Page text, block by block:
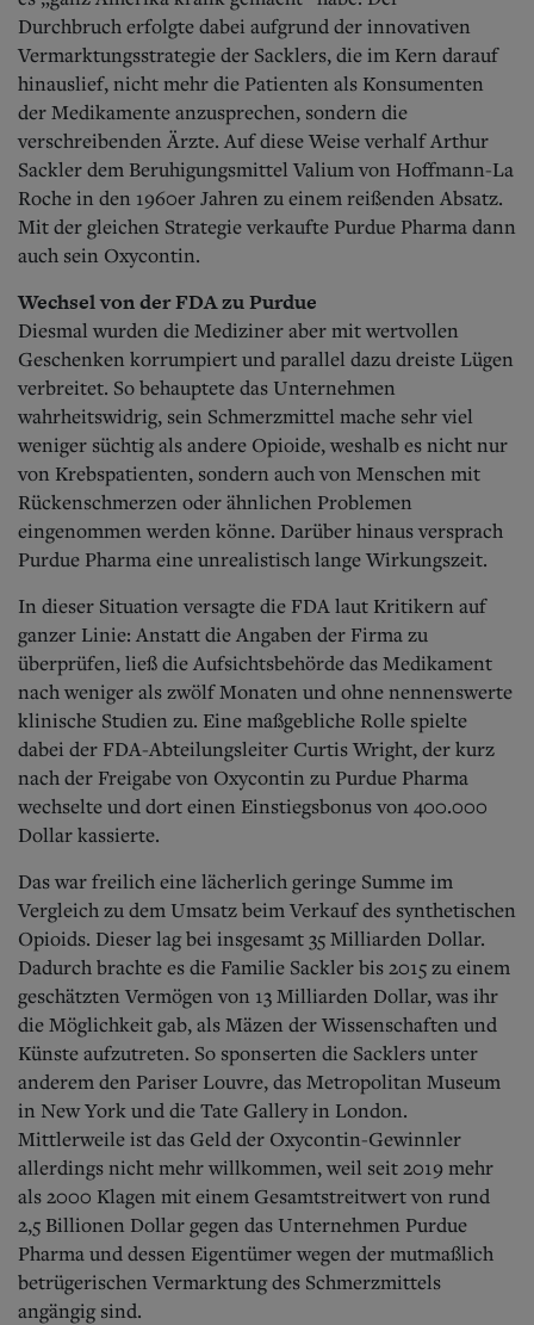
Durchbrucherfolgte dabei aufgrund der innovativen
Vermarktungsstrategie der Sacklers, die im Kern darauf
hinauslief, nicht mehr die Patienten als Konsumenten
der Medikamente anzusprechen, sondern die
verschreibenden Ärzte. Auf diese Weise verhalf Arthur
Sackler dem Beruhigungsmittel Valium von Hoffmann-La
Roche in den 1960er Jahren zu einem reißenden Absatz.
Mit der gleichen Strategie verkaufte Purdue Pharma dann
auch sein Oxycontin.
Wechsel von der FDA zu Purdue
Diesmal wurden die Mediziner aber mit wertvollen
Geschenken korrumpiert und parallel dazu dreiste Lügen
verbreitet. So behauptete das Unternehmen
wahrheitswidrig, sein Schmerzmittel mache sehr viel
weniger süchtig als andere Opioide, weshalb es nicht nur
von Krebspatienten, sondern auch von Menschen mit
Rückenschmerzen oder ähnlichen Problemen
eingenommen werden könne. Darüber hinaus versprach
Purdue Pharma eine unrealistisch lange Wirkungszeit.
In dieser Situation versagte die FDA laut Kritikern auf
ganzer Linie: Anstatt die Angaben der Firma zu
überprüfen, ließ die Aufsichtsbehörde das Medikament
nach weniger als zwölf Monaten und ohne nennenswerte
klinische Studien zu. Eine maßgebliche Rolle spielte
dabei der FDA-Abteilungsleiter Curtis Wright, der kurz
nach der Freigabe von Oxycontin zu Purdue Pharma
wechselte und dort einen Einstiegsbonus von 400.000
Dollar kassierte.
Das war freilich eine lächerlich geringe Summe im
Vergleich zu dem Umsatz beim Verkauf des synthetischen
Opioids. Dieser lag bei insgesamt 35 Milliarden Dollar.
Dadurch brachte es die Familie Sackler bis 2015 zu einem
geschätzten Vermögen von 13 Milliarden Dollar, was ihr
die Möglichkeit gab, als Mäzen der Wissenschaften und
Künste aufzutreten. So sponserten die Sacklers unter
anderem den Pariser Louvre, das Metropolitan Museum
in New York und die Tate Gallery in London.
Mittlerweile ist das Geld der Oxycontin-Gewinnler
allerdings nicht mehr willkommen, weil seit 2019 mehr
als 2000 Klagen mit einem Gesamtstreitwert von rund
2,5 Billionen Dollar gegen das Unternehmen Purdue
Pharma und dessen Eigentümer wegen der mutmaßlich
betrügerischen Vermarktung des Schmerzmittels
angängig sind.